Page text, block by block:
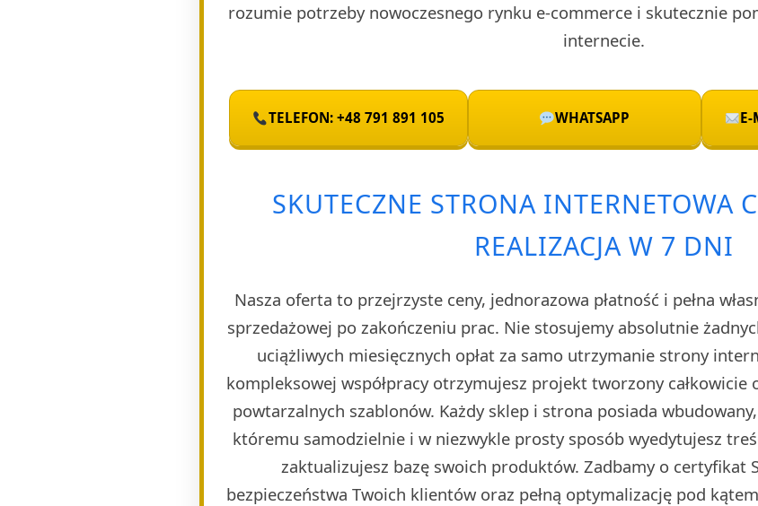
rozumie potrzeby nowoczesnego rynku e-commerce i skutecznie
internecie.
TELEFON: +48 791 891 105 WHATSAPP E-
SKUTECZNE STRONA INTERNETOWA
REALIZACJA W 7 DNI
Nasza oferta to przejrzyste ceny, jednorazowa płatność i pełna
sprzedażowej po zakończeniu prac. Nie stosujemy absolutnie
uciążliwych miesięcznych opłat za samo utrzymanie strony
kompleksowej współpracy otrzymujesz projekt tworzony całkowicie
powtarzalnych szablonów. Każdy sklep i strona posiada
któremu samodzielnie i w niezwykle prosty sposób wyedytujesz
zaktualizujesz bazę swoich produktów. Zadbamy o certyfikat
bezpieczeństwa Twoich klientów oraz pełną optymalizację pod